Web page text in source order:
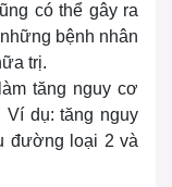
có thể gây ra
bệnh nhân
trị.
tăng nguy cơ
Ví dụ: tăng nguy
đường loại 2 và